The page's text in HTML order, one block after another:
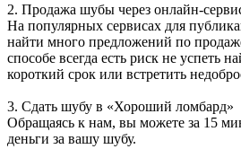
2. Продажа шубы через онлайн-
На популярных сервисах для
найти много предложений по
способе всегда есть риск не успеть
короткий срок или встретить
3. Сдать шубу в «Хороший ломбард»
Обращаясь к нам, вы можете за 15
деньги за вашу шубу.